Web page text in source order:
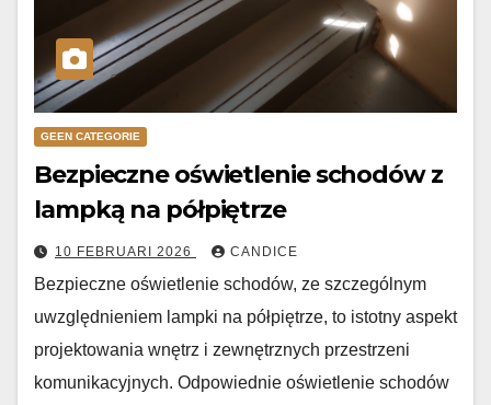
GEEN CATEGORIE
Bezpieczne oświetlenie schodów z
lampką na półpiętrze
10 FEBRUARI 2026 CANDICE
Bezpieczne oświetlenie schodów, ze szczególnym
uwzględnieniem lampki na półpiętrze, to istotny aspekt
projektowania wnętrz i zewnętrznych przestrzeni
komunikacyjnych. Odpowiednie oświetlenie schodów